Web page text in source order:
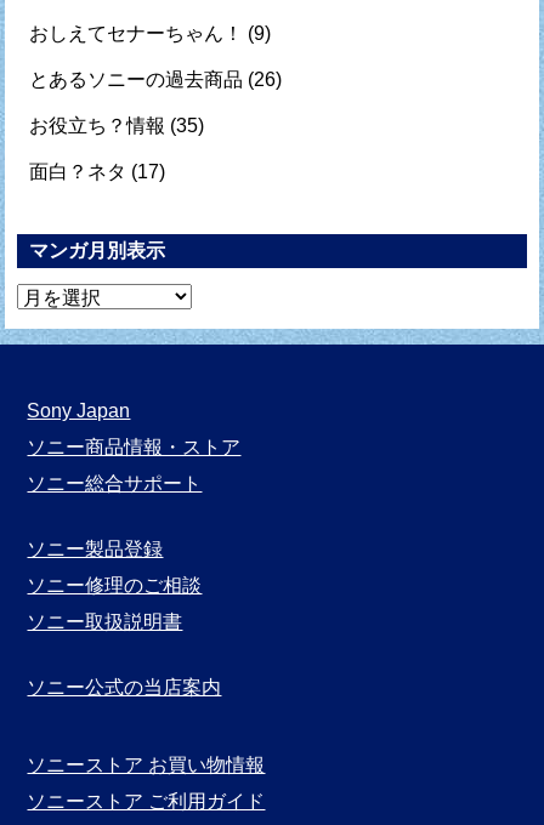
おしえてセナーちゃん！ (9)
とあるソニーの過去商品 (26)
お役立ち？情報 (35)
面白？ネタ (17)
マンガ月別表示
マ
ン
月
別
表
Sony Japan
ソニー商品情報・ストア
ソニー総合サポート
ソニー製品登録
ソニー修理のご相談
ソニー取扱説明書
ソニー公式の当店案内
ソニーストア お買い物情報
ソニーストア ご利用ガイド